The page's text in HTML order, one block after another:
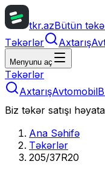
tkr.azBütün
Təkərlər
Axtarış
Menyunu aç
Təkərlər
AxtarışAvtomobil
Biz təkər satışı
Ana Səhifə
Təkərlər
205/37R20